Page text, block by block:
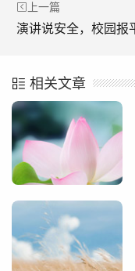
上一篇
相关文章